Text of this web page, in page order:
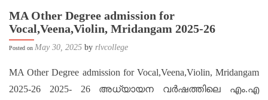
MA Other Degree admission for
Vocal,Veena,Violin, Mridangam 2025-26
Posted on May 30, 2025 by rlvcollege
MA Other Degree admission for Vocal,Veena,Violin, Mridangam
2025-26 2025- 26 അധ്യായന വർഷത്തിലെ എം.എ